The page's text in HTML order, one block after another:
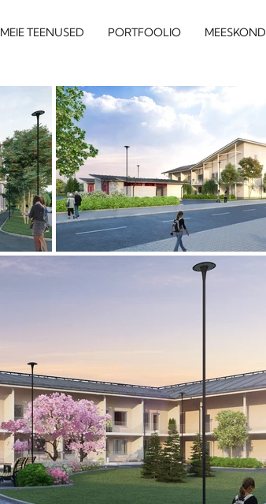
MEIE TEENUSED PORTFOOLIO MEESKOND